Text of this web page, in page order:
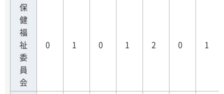
保
健
福
祉
委
員
会
0 1 0 1 2 0 1